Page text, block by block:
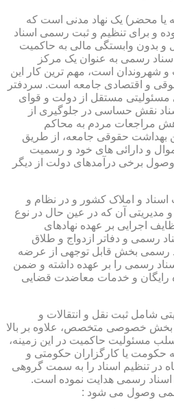
یا محضر) یک نهاد مدنی است که
و برای تنظیم و ثبت رسمی اسناد
و بدون وابستگی مالی به حاکمیت
رسمی به عنوان یک مرکز
شهروندان است، مهم ترین کار این
و اقتصادی جامعه است. سردفتر
مسئولیتی مستقل از دولت و قوای
نقش حساسی در جلوگیری از
مراجعات مردم به محاکم
بهداشت حقوقی جامعه، از طریق
و دارائی های خود و رسمیت
برخی درآمدهای دولت از دیگر
اسناد و املاک کشور و در نظام و
مدیریتی آن که در عین حال در نوع
اجرایی بر عهده نهادهای
رسمی و دفاتر ازدواج و طلاق
رسمی بخش قابل توجهی از عرضه
رسمی را بر عهده داشته و ضمن
رایگان و خدمات معاضدت قضایی
شامل ثبت نقل و انتقالات و
بخش خصوصی متخصص، علاوه بر بالا
مسئولیت حاکمیت در این زمینه،
یا کارگزاران حکومتی و
در تنظیم اسناد را به سمت گروهی
اسناد رسمی هدایت نموده است.
وصول می شود :